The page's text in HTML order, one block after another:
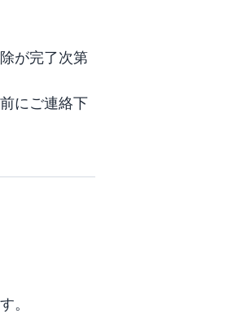
が完了次第
にご連絡下
。